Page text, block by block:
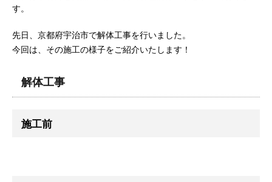
す。
先日、京都府宇治市で解体工事を行いました。
今回は、その施工の様子をご紹介いたします！
解体工事
施工前